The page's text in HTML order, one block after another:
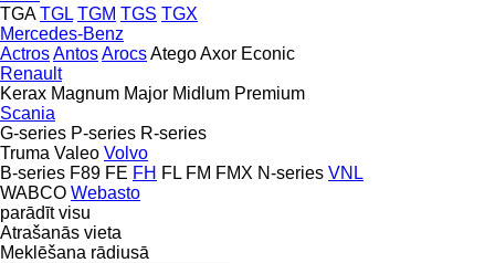
TGA TGL TGM TGS TGX
Mercedes-Benz
ActrosAntosArocsAtegoAxor Econic
Renault
Kerax Magnum Major Midlum Premium
Scania
G-series P-series R-series
Truma Valeo Volvo
B-series F89 FE FH FL FM FMX N-series VNL
WABCO Webasto
parādīt visu
Atrašanās vieta
Meklēšana rādiusā